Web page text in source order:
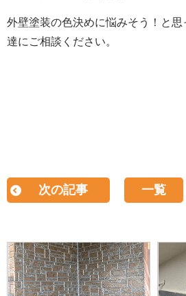
外壁塗装の色決めに悩みそう！と思
達にご相談ください。
次の記事 一覧